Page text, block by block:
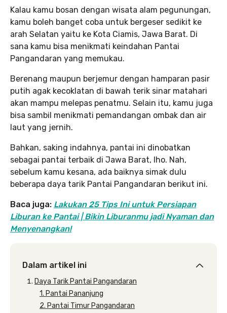
Kalau kamu bosan dengan wisata alam pegunungan,
kamu boleh banget coba untuk bergeser sedikit ke
arah Selatan yaitu ke Kota Ciamis, Jawa Barat. Di
sana kamu bisa menikmati keindahan Pantai
Pangandaran yang memukau.
Berenang maupun berjemur dengan hamparan pasir
putih agak kecoklatan di bawah terik sinar matahari
akan mampu melepas penatmu. Selain itu, kamu juga
bisa sambil menikmati pemandangan ombak dan air
laut yang jernih.
Bahkan, saking indahnya, pantai ini dinobatkan
sebagai pantai terbaik di Jawa Barat, lho. Nah,
sebelum kamu kesana, ada baiknya simak dulu
beberapa daya tarik Pantai Pangandaran berikut ini.
Baca juga: Lakukan 25 Tips Ini untuk Persiapan
Liburan ke Pantai | Bikin Liburanmu jadi Nyaman dan
Menyenangkan!
Dalam artikel ini
Daya Tarik Pantai Pangandaran
1. Pantai Pananjung
2. Pantai Timur Pangandaran